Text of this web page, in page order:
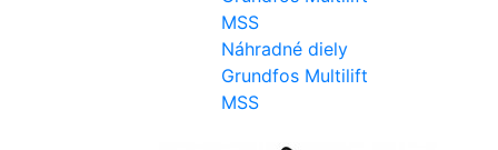
Náhradné diely
Grundfos Multilift
MSS